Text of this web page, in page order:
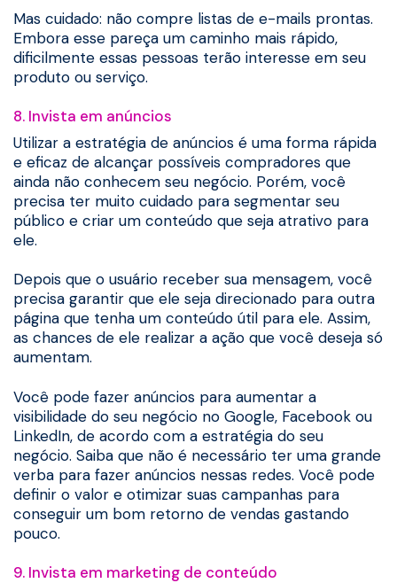
Mas cuidado: não compre listas de e-mails prontas.
Embora esse pareça um caminho mais rápido,
dificilmente essas pessoas terão interesse em seu
produto ou serviço.
8. Invista em anúncios
Utilizar a estratégia de anúncios é uma forma rápida
e eficaz de alcançar possíveis compradores que
ainda não conhecem seu negócio. Porém, você
precisa ter muito cuidado para segmentar seu
público e criar um conteúdo que seja atrativo para
ele.
Depois que o usuário receber sua mensagem, você
precisa garantir que ele seja direcionado para outra
página que tenha um conteúdo útil para ele. Assim,
as chances de ele realizar a ação que você deseja só
aumentam.
Você pode fazer anúncios para aumentar a
visibilidade do seu negócio no Google, Facebook ou
LinkedIn, de acordo com a estratégia do seu
negócio. Saiba que não é necessário ter uma grande
verba para fazer anúncios nessas redes. Você pode
definir o valor e otimizar suas campanhas para
conseguir um bom retorno de vendas gastando
pouco.
9. Invista em marketing de conteúdo